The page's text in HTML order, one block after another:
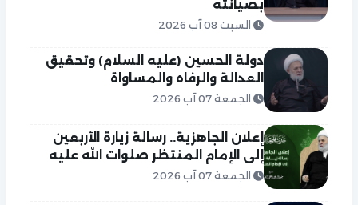
بصيانته
السبت 08 آب 2026
دولة الحسين (عليه السلام) وتحقيق
العدالة والرفاه والمساواة
الجمعة 07 آب 2026
إعلان الجاهزية.. رسالة زيارة الأربعين
إلى الإمام المنتظر صلوات الله عليه
الجمعة 07 آب 2026